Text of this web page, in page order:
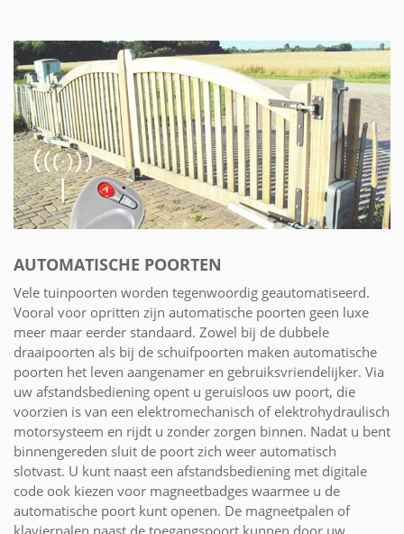
AUTOMATISCHE POORTEN
Vele tuinpoorten worden tegenwoordig geautomatiseerd.
Vooral voor opritten zijn automatische poorten geen luxe
meer maar eerder standaard. Zowel bij de dubbele
draaipoorten als bij de schuifpoorten maken automatische
poorten het leven aangenamer en gebruiksvriendelijker. Via
uw afstandsbediening opent u geruisloos uw poort, die
voorzien is van een elektromechanisch of elektrohydraulisch
motorsysteem en rijdt u zonder zorgen binnen. Nadat u bent
binnengereden sluit de poort zich weer automatisch
slotvast. U kunt naast een afstandsbediening met digitale
code ook kiezen voor magneetbadges waarmee u de
automatische poort kunt openen. De magneetpalen of
klavierpalen naast de toegangspoort kunnen door uw